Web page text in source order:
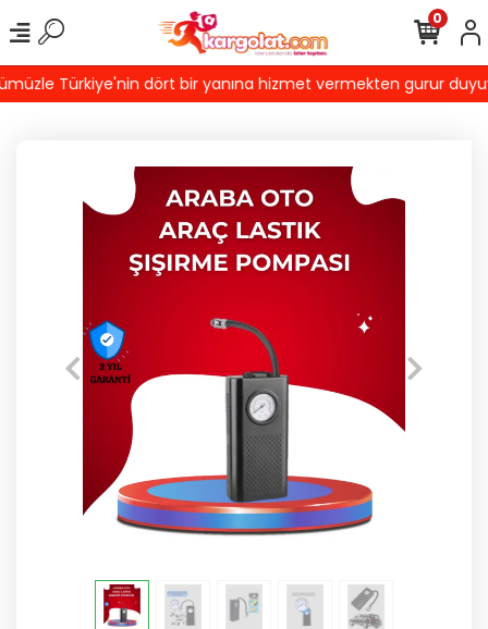
Türkiye'nin dört bir yanına hizmet vermekten gurur
0